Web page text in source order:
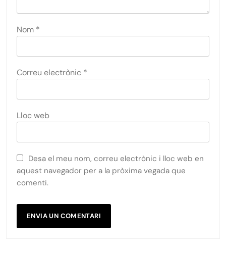
Nom *
Correu electrònic *
Lloc web
Desa el meu nom, correu electrònic i lloc web en
aquest navegador per a la pròxima vegada que
comenti.